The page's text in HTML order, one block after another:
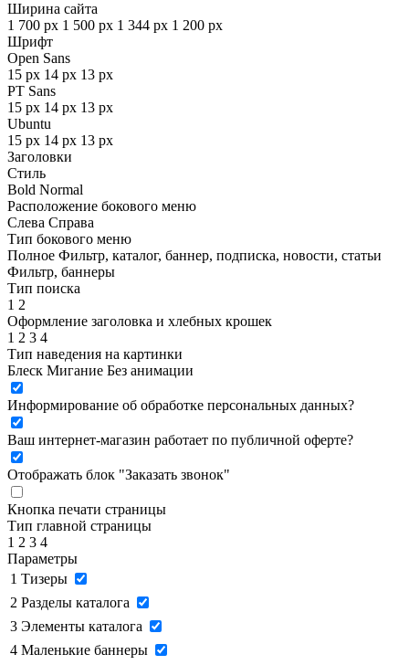
Ширина сайта
1 700 px 1 500 px 1 344 px 1 200 px
Шрифт
Open Sans
15 px 14 px 13 px
PT Sans
15 px 14 px 13 px
Ubuntu
15 px 14 px 13 px
Заголовки
Стиль
Bold Normal
Расположение бокового меню
Слева Справа
Тип бокового меню
Полное Фильтр, каталог, баннер, подписка, новости, статьи
Фильтр, баннеры
Тип поиска
1 2
Оформление заголовка и хлебных крошек
1 2 3 4
Тип наведения на картинки
Блеск Мигание Без анимации
Информирование об обработке персональных данных?
Ваш интернет-магазин работает по публичной оферте?
Отображать блок "Заказать звонок"
Кнопка печати страницы
Тип главной страницы
1 2 3 4
Параметры
1 Тизеры
2 Разделы каталога
3 Элементы каталога
4 Маленькие баннеры